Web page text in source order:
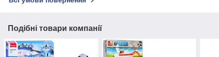
Подібні товари компанії